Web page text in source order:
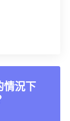
情況下